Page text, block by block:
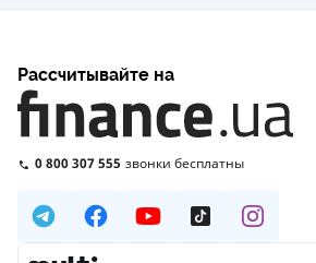
Рассчитывайте на
0 800 307 555 звонки бесплатны